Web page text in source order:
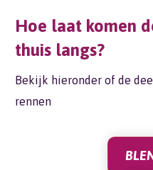
Hoe laat komen
thuis langs?
Bekijk hieronder of de
rennen